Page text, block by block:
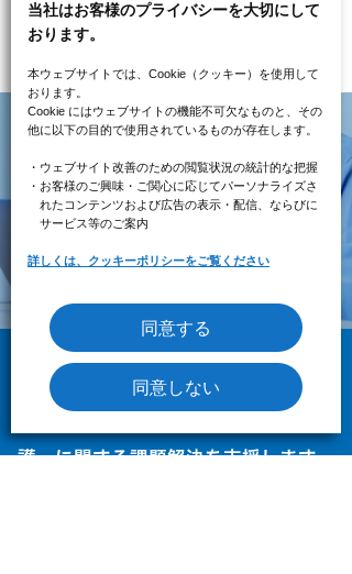
ご相談・お問い合わせはこちらから
お問い合わせフォームへ
法人向けソリューションサービス
護」に関する課題解決を支援します
当社はお客様のプライバシーを大切にして
おります。
本ウェブサイトでは、Cookie（クッキー）を使用して
おります。
Cookie にはウェブサイトの機能不可欠なものと、その
他に以下の目的で使用されているものが存在します。
・ウェブサイト改善のための閲覧状況の統計的な把握
・お客様のご興味・ご関心に応じてパーソナライズさ
れたコンテンツおよび広告の表示・配信、ならびに
サービス等のご案内
詳しくは、クッキーポリシーをご覧ください
同意する
同意しない